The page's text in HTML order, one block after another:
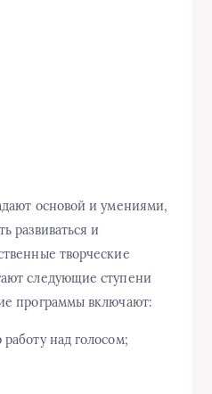
основой и умениями,
развиваться и
творческие
следующие ступени
программы включают:
над голосом;